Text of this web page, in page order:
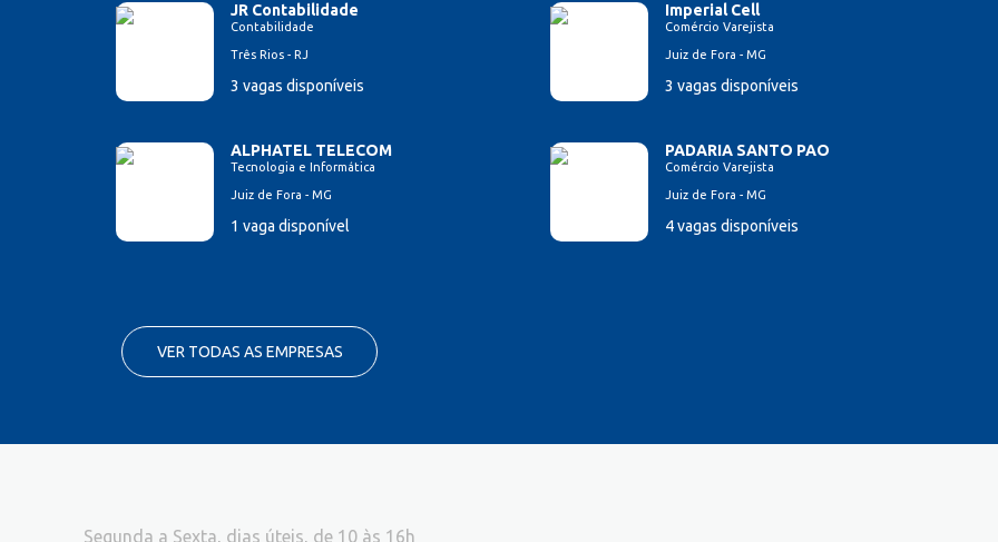
JR Contabilidade
Contabilidade
Três Rios - RJ
3 vagas disponíveis
Imperial Cell
Comércio Varejista
Juiz de Fora - MG
3 vagas disponíveis
ALPHATEL TELECOM
Tecnologia e Informática
Juiz de Fora - MG
1 vaga disponível
PADARIA SANTO PAO
Comércio Varejista
Juiz de Fora - MG
4 vagas disponíveis
VER TODAS AS EMPRESAS
Segunda a Sexta, dias úteis, de 10 às 16h